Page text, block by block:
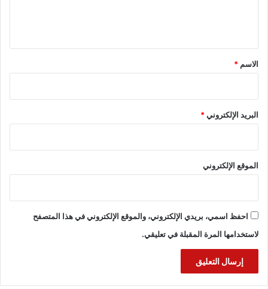
*
الاسم *
البريد الإلكتروني*
الموقع الإلكتروني
احفظ اسمي، بريدي الإلكتروني، والموقع الإلكتروني في هذا المتصفح
لاستخدامها المرة المقبلة في تعليقي.